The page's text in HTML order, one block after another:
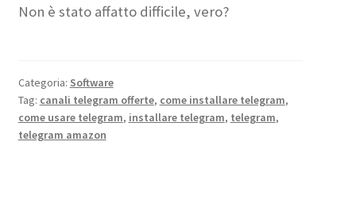
Non è stato affatto difficile, vero?
Categoria: Software
Tag: canali telegram offerte, come installare telegram,
come usare telegram, installare telegram, telegram,
telegram amazon